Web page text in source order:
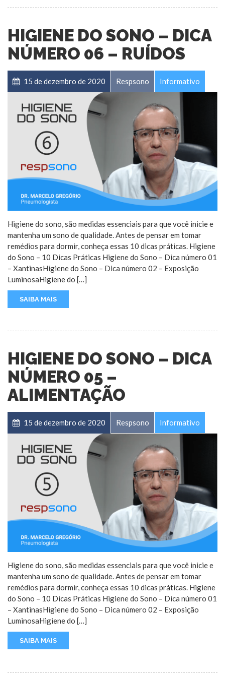
HIGIENE DO SONO – DICA
NÚMERO 06 – RUÍDOS
15 de dezembro de 2020 Respsono Informativo
Higiene do sono, são medidas essenciais para que você inicie e
mantenha um sono de qualidade. Antes de pensar em tomar
remédios para dormir, conheça essas 10 dicas práticas. Higiene
do Sono – 10 Dicas Práticas Higiene do Sono – Dica número 01
– XantinasHigiene do Sono – Dica número 02 – Exposição
LuminosaHigiene do […]
SAIBA MAIS
HIGIENE DO SONO – DICA
NÚMERO 05 –
ALIMENTAÇÃO
15 de dezembro de 2020 Respsono Informativo
Higiene do sono, são medidas essenciais para que você inicie e
mantenha um sono de qualidade. Antes de pensar em tomar
remédios para dormir, conheça essas 10 dicas práticas. Higiene
do Sono – 10 Dicas Práticas Higiene do Sono – Dica número 01
– XantinasHigiene do Sono – Dica número 02 – Exposição
LuminosaHigiene do […]
SAIBA MAIS